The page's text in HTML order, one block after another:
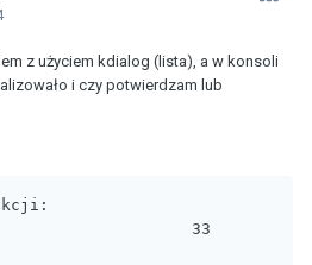
z użyciem kdialog (lista), a w konsoli
i czy potwierdzam lub